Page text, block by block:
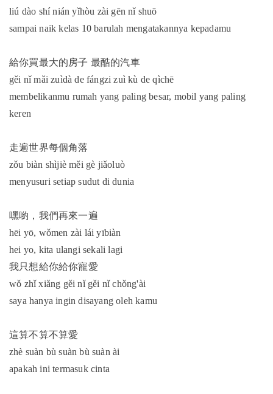
liú dào shí nián yǐhòu zài gēn nǐ shuō
sampai naik kelas 10 barulah mengatakannya kepadamu
給你買最大的房子 最酷的汽車
gěi nǐ mǎi zuìdà de fángzi zuì kù de qìchē
membelikanmu rumah yang paling besar, mobil yang paling
keren
走遍世界每個角落
zǒu biàn shìjiè měi gè jiǎoluò
menyusuri setiap sudut di dunia
嘿喲，我們再來一遍
hēi yō, wǒmen zài lái yībiàn
hei yo, kita ulangi sekali lagi
我只想給你給你寵愛
wǒ zhǐ xiǎng gěi nǐ gěi nǐ chǒng'ài
saya hanya ingin disayang oleh kamu
這算不算不算愛
zhè suàn bù suàn bù suàn ài
apakah ini termasuk cinta